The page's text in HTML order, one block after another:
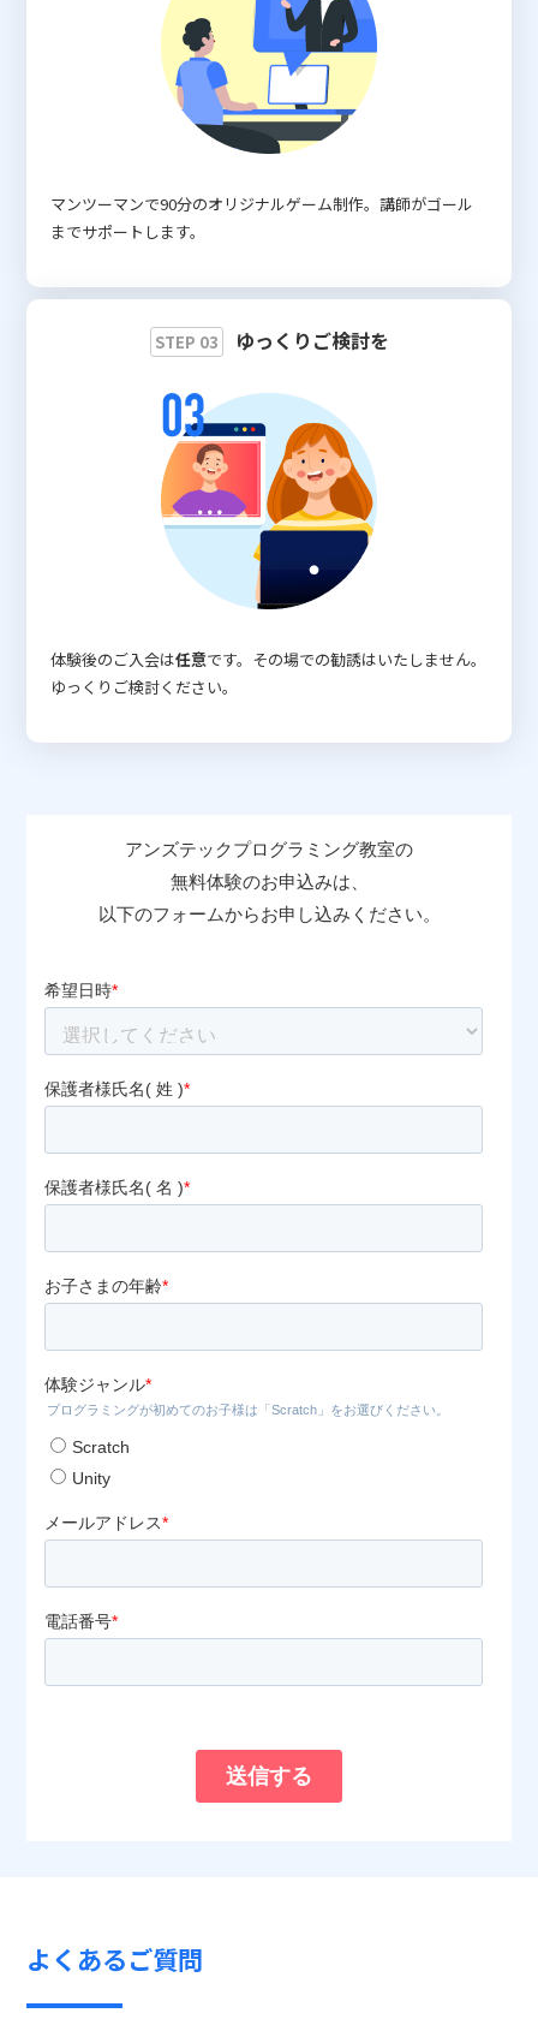
マンツーマンで90分のオリジナルゲーム制作。講師がゴール
までサポートします。
STEP 03 ゆっくりご検討を
体験後のご入会は任意です。その場での勧誘はいたしません。
ゆっくりご検討ください。
アンズテックプログラミング教室の
無料体験のお申込みは、
以下のフォームからお申し込みください。
よくあるご質問